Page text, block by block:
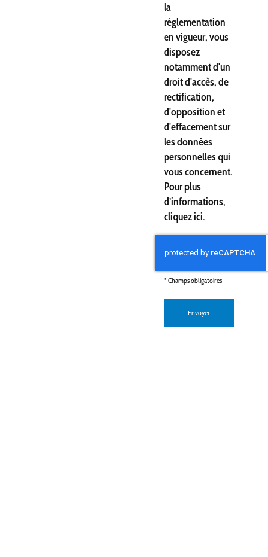
la
réglementation
en vigueur, vous
disposez
notamment d'un
droit d'accès, de
rectification,
d'opposition et
d'effacement sur
les données
personnelles qui
vous concernent.
Pour plus
d’informations,
cliquezici.
* Champs obligatoires